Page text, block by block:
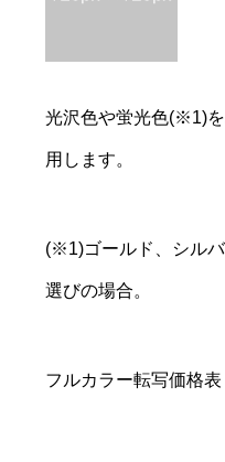
光沢色や蛍光色(※1)
用します。
(※1)ゴールド、シル
選びの場合。
フルカラー転写価格表